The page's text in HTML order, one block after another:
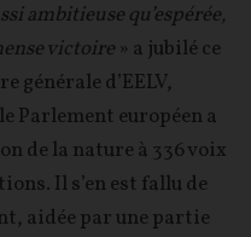
ambitieuse qu’espérée,
victoire » a jubilé ce
générale d’EELV,
Parlement européen a
de la nature à 336 voix
Il s’en est fallu de
aidée par une partie